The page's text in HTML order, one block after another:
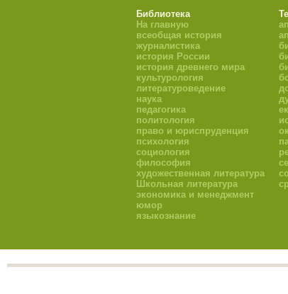
Библиотека
На главную
всеобщая история
журналистика
история России
история древнего мира
культурология
литературоведение
наука
педагогика
политология
право и юриспруденция
психология
социология
философия
художественная литература
Школьная литература
экономика и менеджмент
юмор
языкознание